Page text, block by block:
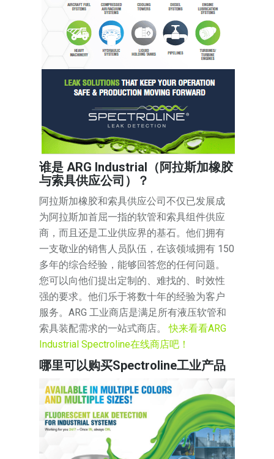
谁是 ARG Industrial（阿拉斯加橡胶
与索具供应公司）？
阿拉斯加橡胶和索具供应公司不仅已发展成
为阿拉斯加首屈一指的软管和索具组件供应
商，而且还是工业供应界的基石。他们拥有
一支敬业的销售人员队伍，在该领域拥有 150
多年的综合经验，能够回答您的任何问题。
您可以向他们提出定制的、难找的、时效性
强的要求。他们乐于将数十年的经验为客户
服务。ARG 工业商店是满足所有液压软管和
索具装配需求的一站式商店。快来看看ARG
Industrial Spectroline在线商店吧！
哪里可以购买Spectroline工业产品